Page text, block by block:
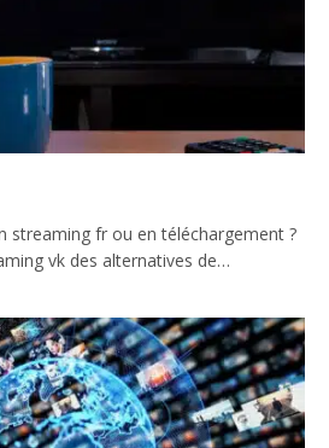
streaming fr ou en téléchargement ?
vk des alternatives de…